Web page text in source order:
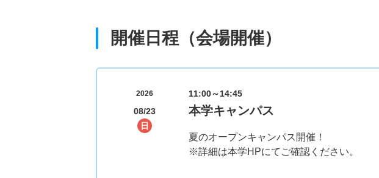
開催日程（会場開催）
2026
08/23
日
11:00～14:45
本学キャンパス
夏のオープンキャンパス開催！
※詳細は本学HPにてご確認ください。